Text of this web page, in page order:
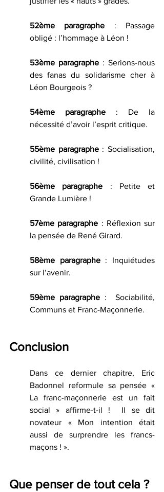
52ème paragraphe : Passage
obligé : l’hommage à Léon !
53ème paragraphe : Serions-nous
des fanas du solidarisme cher à
Léon Bourgeois ?
54ème paragraphe : De la
nécessité d’avoir l’esprit critique.
55ème paragraphe : Socialisation,
civilité, civilisation !
56ème paragraphe : Petite et
Grande Lumière !
57ème paragraphe : Réflexion sur
la pensée de René Girard.
58ème paragraphe : Inquiétudes
sur l’avenir.
59ème paragraphe :  Sociabilité,
Communs et Franc-Maçonnerie.
Conclusion
Dans ce dernier chapitre, Eric
Badonnel reformule sa pensée «
La franc-maçonnerie est un fait
social » affirme-t-il !  Il se dit
novateur « Mon intention était
aussi de surprendre les francs-
maçons ! ».
Que penser de tout cela ?